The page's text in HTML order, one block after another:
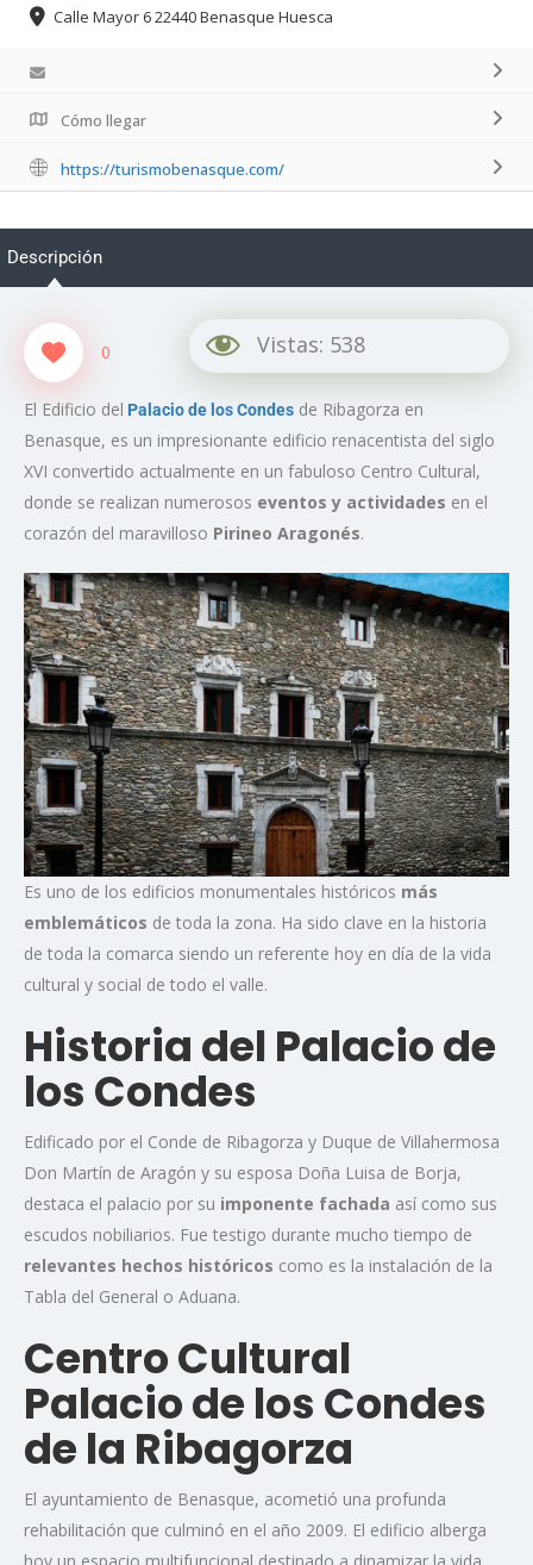
Calle Mayor 6 22440 Benasque Huesca
Cómo llegar
https://turismobenasque.com/
Descripción
0 Vistas: 538
El Edificio del Palacio de los Condes de Ribagorza en
Benasque, es un impresionante edificio renacentista del siglo
XVI convertido actualmente en un fabuloso Centro Cultural,
donde se realizan numerosos eventos y actividades en el
corazón del maravilloso Pirineo Aragonés.
Es uno de los edificios monumentales históricos más
emblemáticos de toda la zona. Ha sido clave en la historia
de toda la comarca siendo un referente hoy en día de la vida
cultural y social de todo el valle.
Historia del Palacio de
los Condes
Edificado por el Conde de Ribagorza y Duque de Villahermosa
Don Martín de Aragón y su esposa Doña Luisa de Borja,
destaca el palacio por su imponente fachada así como sus
escudos nobiliarios. Fue testigo durante mucho tiempo de
relevantes hechos históricos como es la instalación de la
Tabla del General o Aduana.
Centro Cultural
Palacio de los Condes
de la Ribagorza
El ayuntamiento de Benasque, acometió una profunda
rehabilitación que culminó en el año 2009. El edificio alberga
hoy un espacio multifuncional destinado a dinamizar la vida